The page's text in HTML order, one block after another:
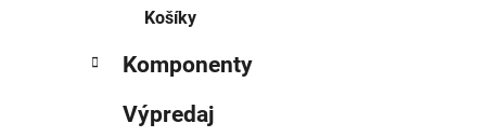
Košíky
Komponenty
Výpredaj